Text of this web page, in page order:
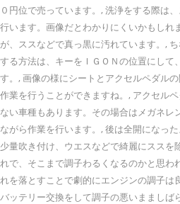
０円位で売っています。, 洗浄をする際は
行います。画像だとわかりにくいかもしれ
が、ススなどで真っ黒に汚れています。,
する方法は、キーをＩＧＯＮの位置にして
す。, 画像の様にシートとアクセルペダル
作業を行うことができますね。, アクセル
ない車種もあります。その場合はメガネレ
ながら作業を行います。, 後は全開になっ
少量吹き付け、ウエスなどで綺麗にススを
れで、そこまで調子わるくなるのかと思わ
れを落とすことで劇的にエンジンの調子は
バッテリー交換をして調子の悪いまましば